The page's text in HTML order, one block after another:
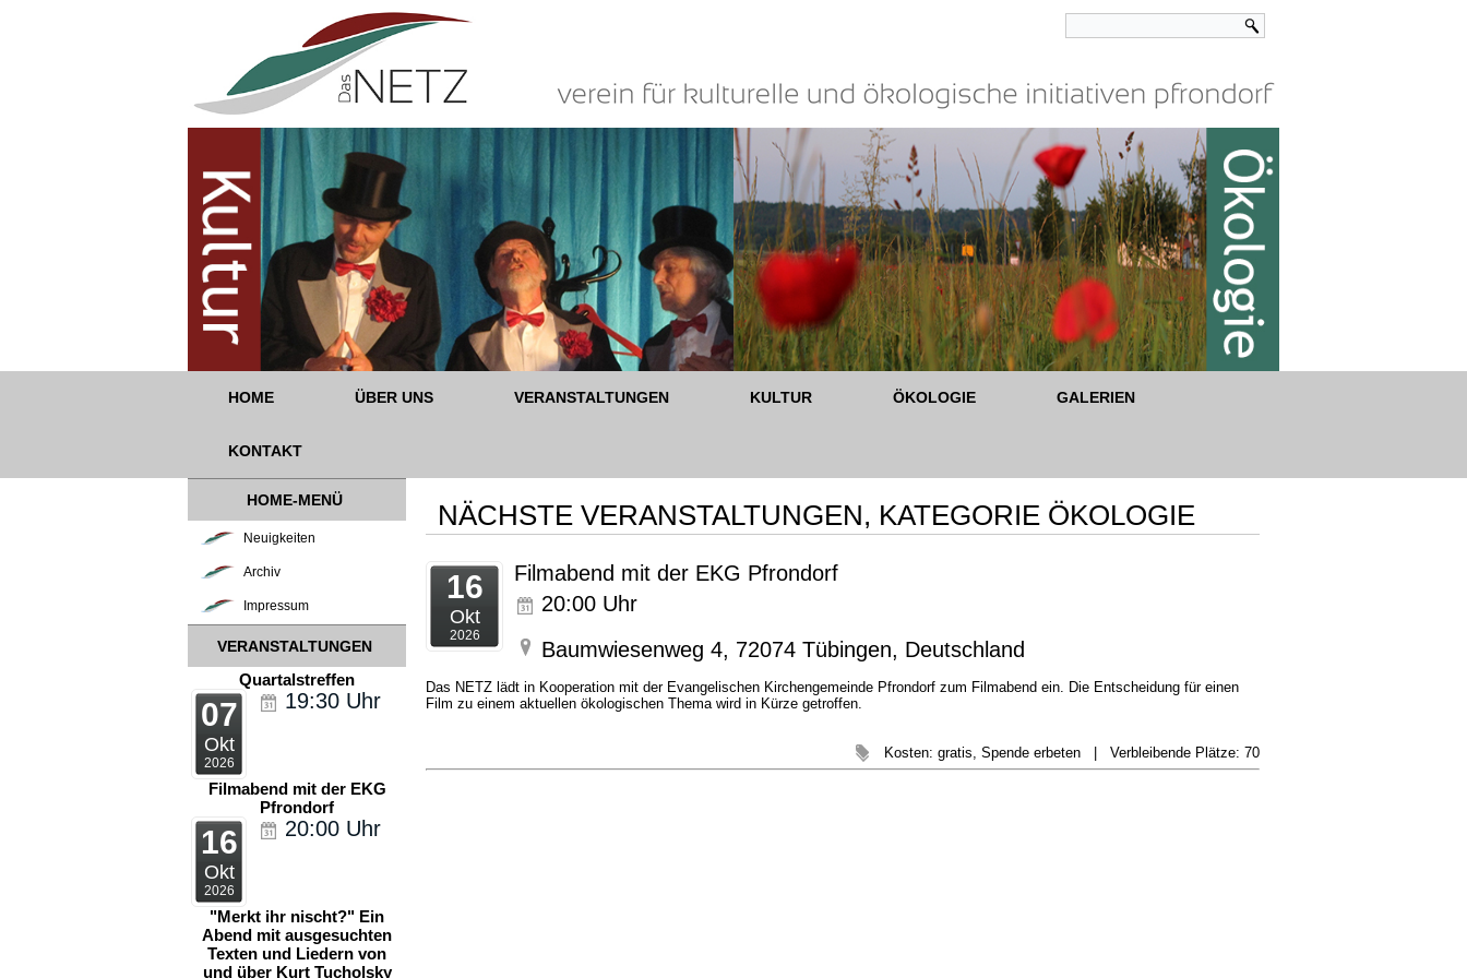
HOME ÜBER UNS VERANSTALTUNGEN KULTUR ÖKOLOGIE GALERIEN
KONTAKT
HOME-MENÜ
Neuigkeiten
Archiv
Impressum
VERANSTALTUNGEN
Quartalstreffen
07
Okt
2026
19:30 Uhr
Filmabend mit der EKG
Pfrondorf
16
Okt
2026
20:00 Uhr
"Merkt ihr nischt?" Ein
Abend mit ausgesuchten
Texten und Liedern von
und über Kurt Tucholsky
NÄCHSTE VERANSTALTUNGEN, KATEGORIE ÖKOLOGIE
16
Okt
2026
Filmabend mit der EKG Pfrondorf
20:00 Uhr
Baumwiesenweg 4, 72074 Tübingen, Deutschland
Das NETZ lädt in Kooperation mit der Evangelischen Kirchengemeinde Pfrondorf zum Filmabend ein. Die Entscheidung für einen
Film zu einem aktuellen ökologischen Thema wird in Kürze getroffen.
Verbleibende Plätze: 70
Kosten: gratis, Spende erbeten